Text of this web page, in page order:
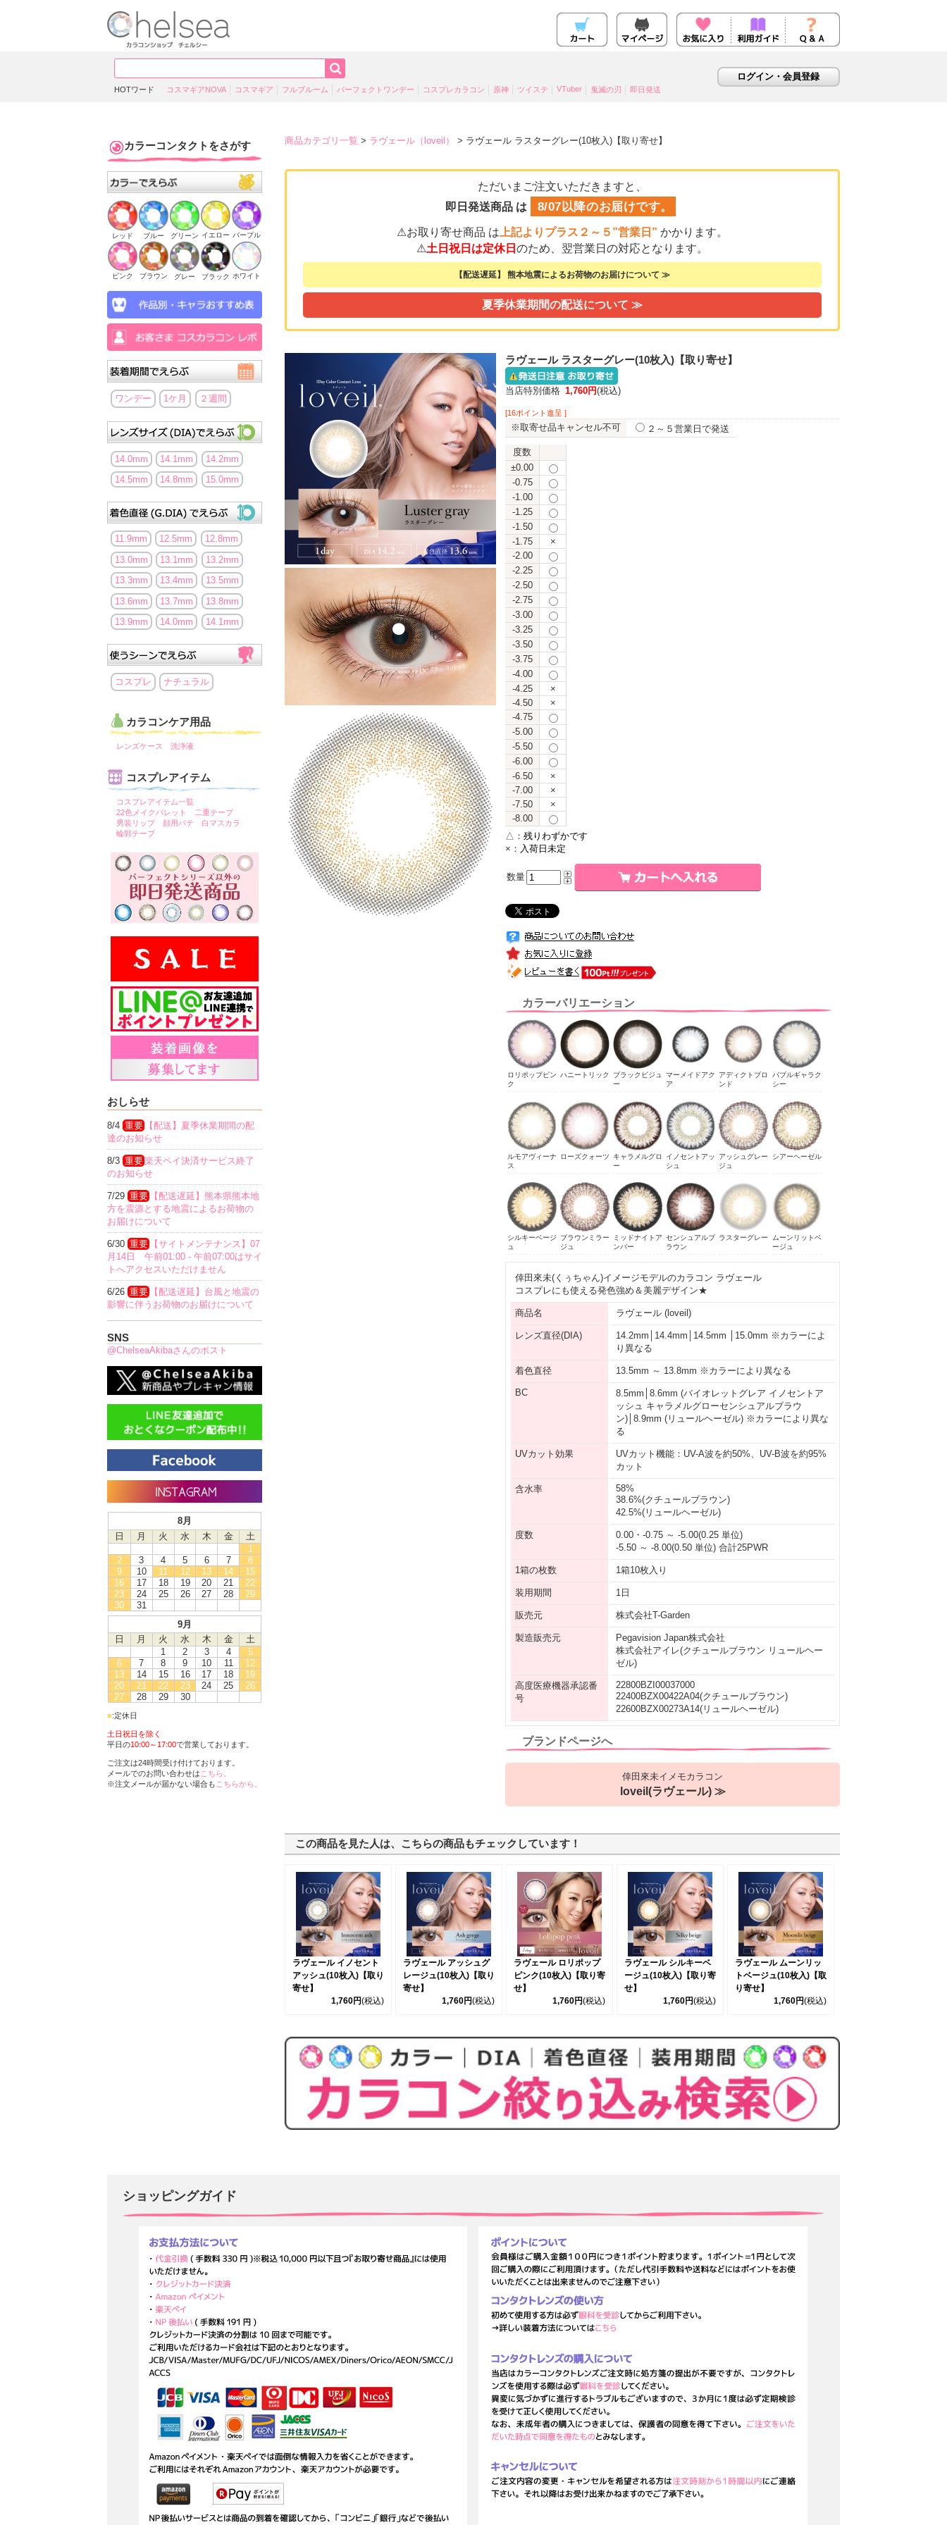
HOTワード コスマギアNOVA コスマギア フルブルーム パーフェクトワンデー コスプレカラコン 原神 ツイステ VTuber 鬼滅の刃 即日発送
カラーコンタクトをさがす
レッド ブルー グリーン イエロー パープル
ピンク ブラウン グレー ブラック ホワイト
ワンデー 1ケ月 ２週間
14.0mm 14.1mm
14.2mm
14.5mm
14.8mm 15.0mm
11.9mm 12.5mm
12.8mm
13.0mm
13.1mm
13.2mm
13.3mm
13.4mm
13.5mm
13.6mm
13.7mm
13.8mm
13.9mm
14.0mm 14.1mm
コスプレ ナチュラル
カラコンケア用品
レンズケース 洗浄液
コスプレアイテム
コスプレアイテム一覧
22色メイクパレット
二重テープ
男装リップ
顔用パテ
白マスカラ
輪郭テープ
おしらせ
8/4 重要
【配送】夏季休業期間の配
達のお知らせ
8/3 重要楽天ペイ決済サービス終了
のお知らせ
7/29 重要
【配送遅延】熊本県熊本地
方を震源とする地震によるお荷物の
お届けについて
6/30 重要
【サイトメンテナンス】07
月14日 午前01:00 - 午前07:00はサイ
トへアクセスいただけません
6/26 重要
【配送遅延】台風と地震の
影響に伴うお荷物のお届けについて
SNS
@ChelseaAkibaさんのポスト
8月
日
月 火 水 木 金
土
1
2
3 4 5 6 7
8
9
10 11 12 13 14
15
16
17 18 19 20 21
22
23
24 25 26 27 28
29
30
31
9月
日
月 火 水 木 金
土
1
2 3 4
5
6
7 8 9 10 11
12
13
14 15 16 17 18
19
20
21 22 23 24 25
26
27
28 29 30
■:定休日
土日祝日を除く
平日の10:00～17:00で営業しております。
ご注文は24時間受け付けております。
メールでのお問い合わせは こちら。
※注文メールが届かない場合も こちらから。
商品カテゴリ一覧 > ラヴェール（loveil） > ラヴェール ラスターグレー(10枚入)【取り寄せ】
ただいまご注文いただきますと、
即日発送商品 は
8/07以降のお届けです。
⚠お取り寄せ商品 は 上記よりプラス２～５”営業日” かかります。
⚠土日祝日は定休日 のため、翌営業日の対応となります。
【配送遅延】 熊本地震によるお荷物のお届けについて ≫
夏季休業期間の配送について ≫
ラヴェール ラスターグレー(10枚入)【取り寄せ】
当店特別価格 1,760円(税込)
[16ポイント進呈 ]
※取寄せ品キャンセル不可 ２～５営業日で発送
度数
±0.00
-0.75
-1.00
-1.25
-1.50
-1.75
×
-2.00
-2.25
-2.50
-2.75
-3.00
-3.25
-3.50
-3.75
-4.00
-4.25
×
-4.50
×
-4.75
-5.00
-5.50
-6.00
-6.50
×
-7.00
×
-7.50
×
-8.00
△： 残りわずかです
×： 入荷日未定
数量
カラーバリエーション
ロリポップピン
ク
ハニートリック ブラックビジュ
ー
マーメイドアク
ア
アディクトブロ
ンド
バブルギャラク
シー
ルモアヴィーナ
ス
ローズクォーツ キャラメルグロ
ー
イノセントアッ
シュ
アッシュグレー
ジュ
シアーヘーゼル
シルキーベージ
ュ
ブラウンミラー
ジュ
ミッドナイトア
ンバー
センシュアルブ
ラウン
ラスターグレー ムーンリットベ
ージュ
倖田來未(くぅちゃん)イメージモデルのカラコン ラヴェール
コスプレにも使える発色強め＆美麗デザイン★
商品名 ラヴェール (loveil)
レンズ直径(DIA)
14.2mm│14.4mm│14.5mm │15.0mm ※カラーによ
り異なる
着色直径 13.5mm ～ 13.8mm ※カラーにより異なる
BC
8.5mm│8.6mm (バイオレットグレア イノセントア
ッシュ キャラメルグローセンシュアルブラウ
ン)│8.9mm (リュールヘーゼル) ※カラーにより異な
る
UVカット効果
UVカット機能：UV-A波を約50%、UV-B波を約95%
カット
含水率
58%
38.6%(クチュールブラウン)
42.5%(リュールヘーゼル)
度数
0.00・-0.75 ～ -5.00(0.25 単位)
-5.50 ～ -8.00(0.50 単位) 合計25PWR
1箱の枚数 1箱10枚入り
装用期間 1日
販売元 株式会社T-Garden
製造販売元
Pegavision Japan株式会社
株式会社アイレ(クチュールブラウン リュールヘー
ゼル)
高度医療機器承認番
号
22800BZI00037000
22400BZX00422A04(クチュールブラウン)
22600BZX00273A14(リュールヘーゼル)
ブランドページへ
倖田來未イメモカラコン
loveil(ラヴェール) ≫
この商品を見た人は、こちらの商品もチェックしています！
ラヴェール イノセント
アッシュ(10枚入)【取り
寄せ】
1,760円(税込)
ラヴェール アッシュグ
レージュ(10枚入)【取り
寄せ】
1,760円(税込)
ラヴェール ロリポップ
ピンク(10枚入)【取り寄
せ】
1,760円(税込)
ラヴェール シルキーベ
ージュ(10枚入)【取り寄
せ】
1,760円(税込)
ラヴェール ムーンリッ
トベージュ(10枚入)【取
り寄せ】
1,760円(税込)
ショッピングガイド